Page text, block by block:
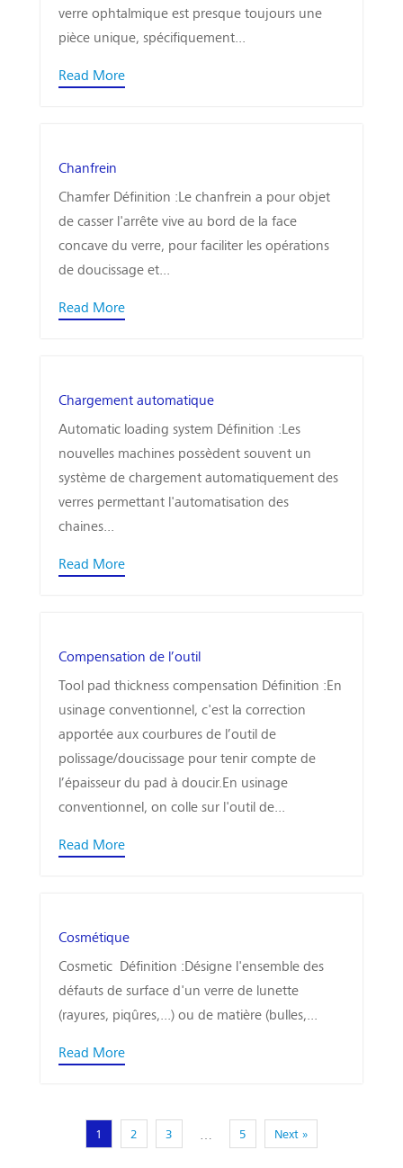
verre ophtalmique est presque toujours une
pièce unique, spécifiquement...
Read More
Chanfrein
Chamfer Définition :Le chanfrein a pour objet
de casser l'arrête vive au bord de la face
concave du verre, pour faciliter les opérations
de doucissage et...
Read More
Chargement automatique
Automatic loading system Définition :Les
nouvelles machines possèdent souvent un
système de chargement automatiquement des
verres permettant l'automatisation des
chaines...
Read More
Compensation de l’outil
Tool pad thickness compensation Définition :En
usinage conventionnel, c'est la correction
apportée aux courbures de l’outil de
polissage/doucissage pour tenir compte de
l’épaisseur du pad à doucir.En usinage
conventionnel, on colle sur l'outil de...
Read More
Cosmétique
Cosmetic Définition :Désigne l'ensemble des
défauts de surface d'un verre de lunette
(rayures, piqûres,...) ou de matière (bulles,...
Read More
1 2 3 5 Next »